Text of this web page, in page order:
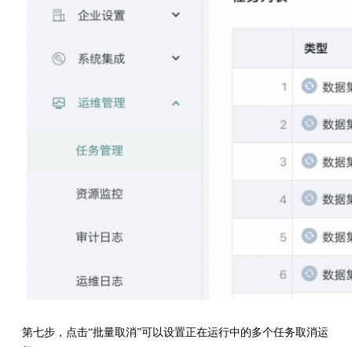
第七步，点击“批量取消”可以设置正在运行中的多个任务取消运